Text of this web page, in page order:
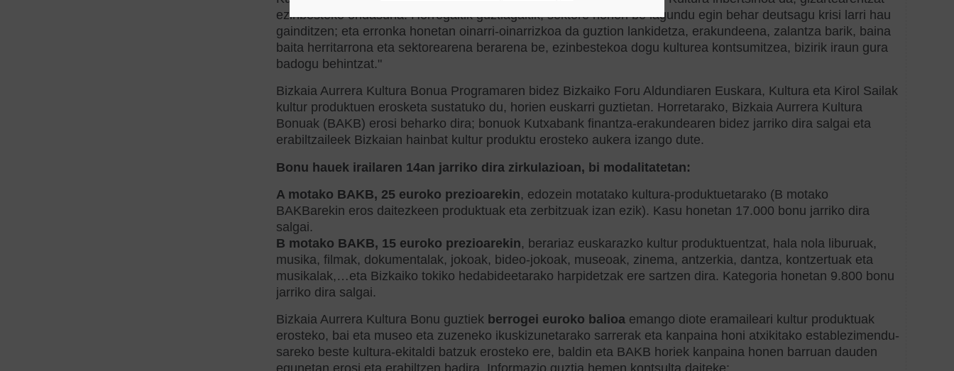
ezinbesteko ondasuna. Horregaitik guztiagaitik, sektore honeri be lagundu egin behar deutsagu krisi larri hau
gainditzen; eta erronka honetan oinarri-oinarrizkoa da guztion lankidetza, erakundeena, zalantza barik, baina
baita herritarrona eta sektorearena berarena be, ezinbestekoa dogu kulturea kontsumitzea, bizirik iraun gura
badogu behintzat."
Bizkaia Aurrera Kultura Bonua Programaren bidez Bizkaiko Foru Aldundiaren Euskara, Kultura eta Kirol Sailak
kultur produktuen erosketa sustatuko du, horien euskarri guztietan. Horretarako, Bizkaia Aurrera Kultura
Bonuak (BAKB) erosi beharko dira; bonuok Kutxabank finantza-erakundearen bidez jarriko dira salgai eta
erabiltzaileek Bizkaian hainbat kultur produktu erosteko aukera izango dute.
Bonu hauek irailaren 14an jarriko dira zirkulazioan, bi modalitatetan:
A motako BAKB, 25 euroko prezioarekin, edozein motatako kultura-produktuetarako (B motako
BAKBarekin eros daitezkeen produktuak eta zerbitzuak izan ezik). Kasu honetan 17.000 bonu jarriko dira
salgai.
B motako BAKB, 15 euroko prezioarekin, berariaz euskarazko kultur produktuentzat, hala nola liburuak,
musika, filmak, dokumentalak, jokoak, bideo-jokoak, museoak, zinema, antzerkia, dantza, kontzertuak eta
musikalak,…eta Bizkaiko tokiko hedabideetarako harpidetzak ere sartzen dira. Kategoria honetan 9.800 bonu
jarriko dira salgai.
Bizkaia Aurrera Kultura Bonu guztiek berrogei euroko balioa emango diote eramaileari kultur produktuak
erosteko, bai eta museo eta zuzeneko ikuskizunetarako sarrerak eta kanpaina honi atxikitako establezimendu-
sareko beste kultura-ekitaldi batzuk erosteko ere, baldin eta BAKB horiek kanpaina honen barruan dauden